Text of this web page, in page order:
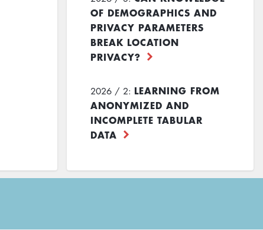
OF DEMOGRAPHICS AND
PRIVACY PARAMETERS
BREAK LOCATION
PRIVACY?
2026 / 2: LEARNING FROM
ANONYMIZED AND
INCOMPLETE TABULAR
DATA